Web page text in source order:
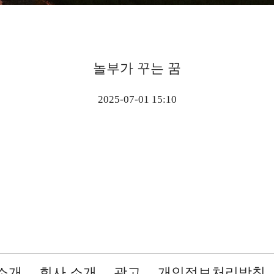
놀부가 꾸는 꿈
2025-07-01 15:10